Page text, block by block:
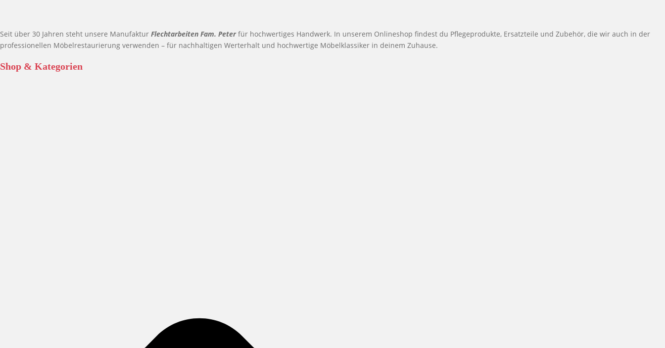
Seit über 30 Jahren steht unsere Manufaktur Flechtarbeiten Fam. Peterfür hochwertiges Handwerk. In unserem Onlineshop findest du Pflegeprodukte, Ersatzteile und Zubehör, die wir auch in der
professionellen Möbelrestaurierung verwenden – für nachhaltigen Werterhalt und hochwertige Möbelklassiker in deinem Zuhause.
Shop & Kategorien